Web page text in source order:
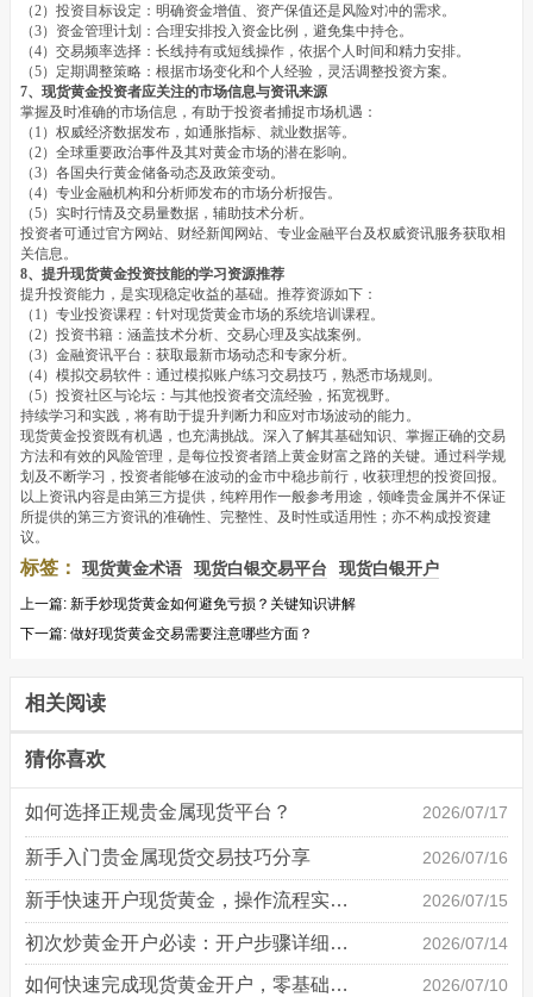
（2）投资目标设定：明确资金增值、资产保值还是风险对冲的需求。
（3）资金管理计划：合理安排投入资金比例，避免集中持仓。
（4）交易频率选择：长线持有或短线操作，依据个人时间和精力安排。
（5）定期调整策略：根据市场变化和个人经验，灵活调整投资方案。
7、现货黄金投资者应关注的市场信息与资讯来源
掌握及时准确的市场信息，有助于投资者捕捉市场机遇：
（1）权威经济数据发布，如通胀指标、就业数据等。
（2）全球重要政治事件及其对黄金市场的潜在影响。
（3）各国央行黄金储备动态及政策变动。
（4）专业金融机构和分析师发布的市场分析报告。
（5）实时行情及交易量数据，辅助技术分析。
投资者可通过官方网站、财经新闻网站、专业金融平台及权威资讯服务获取相
关信息。
8、提升现货黄金投资技能的学习资源推荐
提升投资能力，是实现稳定收益的基础。推荐资源如下：
（1）专业投资课程：针对现货黄金市场的系统培训课程。
（2）投资书籍：涵盖技术分析、交易心理及实战案例。
（3）金融资讯平台：获取最新市场动态和专家分析。
（4）模拟交易软件：通过模拟账户练习交易技巧，熟悉市场规则。
（5）投资社区与论坛：与其他投资者交流经验，拓宽视野。
持续学习和实践，将有助于提升判断力和应对市场波动的能力。
现货黄金投资既有机遇，也充满挑战。深入了解其基础知识、掌握正确的交易
方法和有效的风险管理，是每位投资者踏上黄金财富之路的关键。通过科学规
划及不断学习，投资者能够在波动的金市中稳步前行，收获理想的投资回报。
以上资讯内容是由第三方提供，纯粹用作一般参考用途，领峰贵金属并不保证
所提供的第三方资讯的准确性、完整性、及时性或适用性；亦不构成投资建
议。
标签： 现货黄金术语 现货白银交易平台 现货白银开户
上一篇: 新手炒现货黄金如何避免亏损？关键知识讲解
下一篇: 做好现货黄金交易需要注意哪些方面？
相关阅读
猜你喜欢
如何选择正规贵金属现货平台？ 2026/07/17
新手入门贵金属现货交易技巧分享 2026/07/16
新手快速开户现货黄金，操作流程实操详解 2026/07/15
初次炒黄金开户必读：开户步骤详细说明 2026/07/14
如何快速完成现货黄金开户，零基础也能轻松上手 2026/07/10